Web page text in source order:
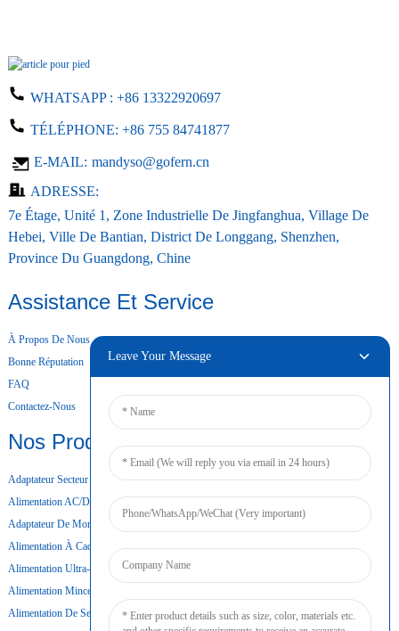
WHATSAPP : +86 13322920697
TÉLÉPHONE: +86 755 84741877
E-MAIL: mandyso@gofern.cn
ADRESSE:
7e Étage, Unité 1, Zone Industrielle De Jingfanghua, Village De
Hebei, Ville De Bantian, District De Longgang, Shenzhen,
Province Du Guangdong, Chine
Assistance Et Service
À Propos De Nous
Bonne Réputation
FAQ
Contactez-Nous
Nos Produits
Adaptateur Secteur De Bureau
Alimentation AC/DC
Adaptateur De Montage Mural
Alimentation À Cadre Ouvert
Alimentation Ultra-Mince
Alimentation Mince
Alimentation De Secours Par Batterie
Leave Your Message